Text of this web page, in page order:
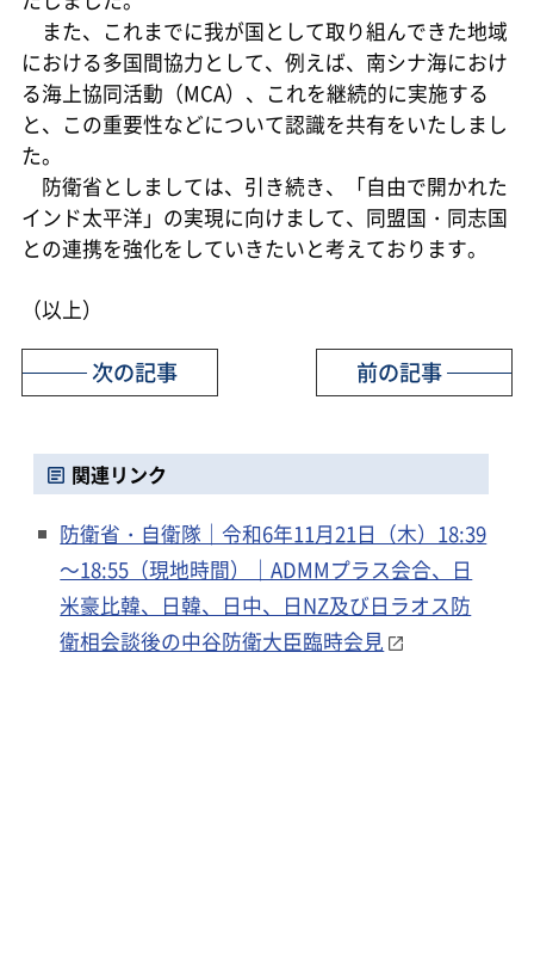
また、これまでに我が国として取り組んできた地域
における多国間協力として、例えば、南シナ海におけ
る海上協同活動（MCA）、これを継続的に実施する
と、この重要性などについて認識を共有をいたしまし
た。
防衛省としましては、引き続き、「自由で開かれた
インド太平洋」の実現に向けまして、同盟国・同志国
との連携を強化をしていきたいと考えております。
（以上）
前の記事
次の記事
関連リンク
防衛省・自衛隊｜令和6年11月21日（木）18:39
～18:55（現地時間）｜ADMMプラス会合、日
米豪比韓、日韓、日中、日NZ及び日ラオス防
衛相会談後の中谷防衛大臣臨時会見